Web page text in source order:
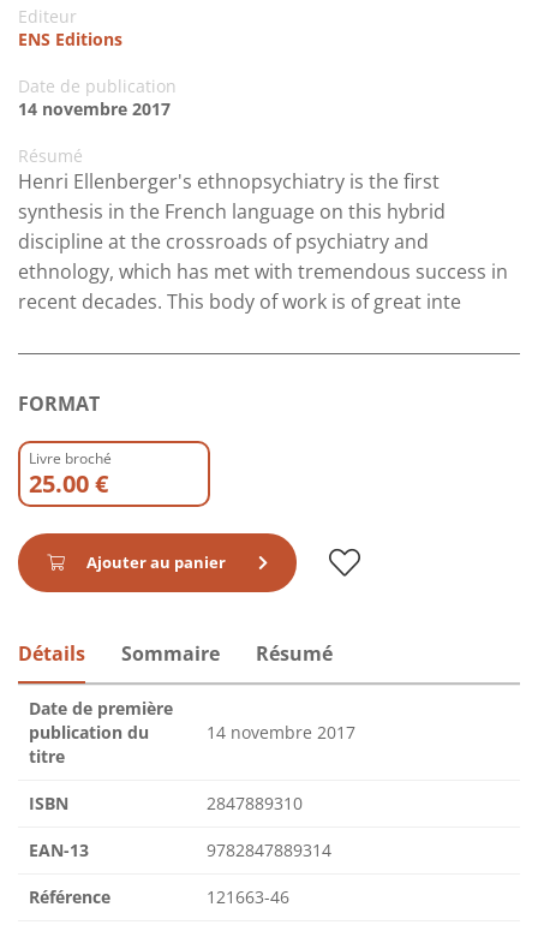
Editeur
ENS Editions
Date de publication
14 novembre 2017
Résumé
Henri Ellenberger's ethnopsychiatry is the first
synthesis in the French language on this hybrid
discipline at the crossroads of psychiatry and
ethnology, which has met with tremendous success in
recent decades. This body of work is of great inte
FORMAT
Livre broché
25.00 €
Ajouter au panier
Détails Sommaire Résumé
Date de première
publication du
titre
14 novembre 2017
ISBN 2847889310
EAN-13 9782847889314
Référence 121663-46